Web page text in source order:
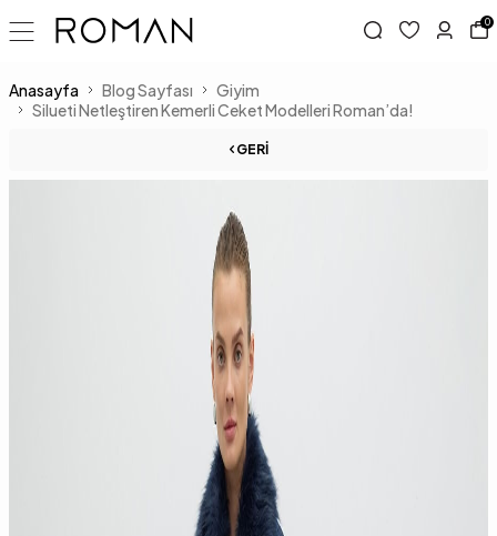
0
Anasayfa Blog Sayfası
Giyim
Silueti Netleştiren Kemerli Ceket Modelleri Roman’da!
GERI